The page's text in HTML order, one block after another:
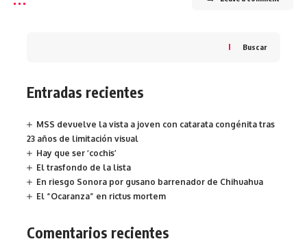
Buscar
Entradas recientes
MSS devuelve la vista a joven con catarata congénita tras
23 años de limitación visual
Hay que ser ‘cochis’
El trasfondo de la lista
En riesgo Sonora por gusano barrenador de Chihuahua
El “Ocaranza” en rictus mortem
Comentarios recientes